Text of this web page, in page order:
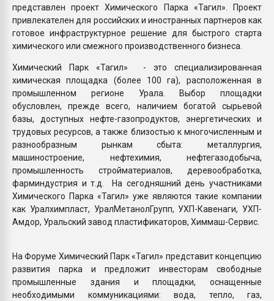
представлен проект Химического Парка «Тагил». Проект
привлекателен для российских и иностранных партнеров как
готовое инфраструктурное решение для быстрого старта
химического или смежного производственного бизнеса.
Химический Парк «Тагил» - это специализированная
химическая площадка (более 100 га), расположенная в
промышленном регионе Урала. Выбор площадки
обусловлен, прежде всего, наличием богатой сырьевой
базы, доступных нефте-газопродуктов, энергетических и
трудовых ресурсов, а также близостью к многочисленным и
разнообразным рынкам сбыта: металлургия,
машиностроение, нефтехимия, нефтегазодобыча,
промышленность стройматериалов, деревообработка,
фарминдустрия и т.д. На сегодняшний день участниками
Химического Парка «Тагил» уже являются такие компании
как Уралхимпласт, УралМетанолГрупп, УХП-Кавенаги, УХП-
Амдор, Уральский завод пластификаторов, Химмаш-Сервис.
На Форуме Химический Парк «Тагил» представит концепцию
развития парка и предложит инвесторам свободные
промышленные здания и площадки, оснащенные
необходимыми коммуникациями: вода, тепло, газ,